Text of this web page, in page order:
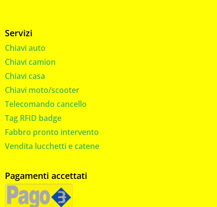
Servizi
Chiavi auto
Chiavi camion
Chiavi casa
Chiavi moto/scooter
Telecomando cancello
Tag RFID badge
Fabbro pronto intervento
Vendita lucchetti e catene
Pagamenti accettati